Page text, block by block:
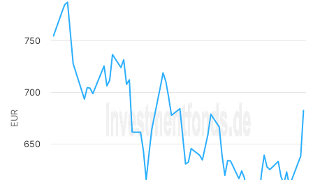
The chart has 1 X axis displaying Datum. Data ranges
The chart has 1 Y axis displaying EUR. Data ranges from
EUR
650
700
750